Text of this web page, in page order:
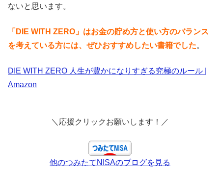
ないと思います。
「DIE WITH ZERO」はお金の貯め方と使い方のバランス
を考えている方には、ぜひおすすめしたい書籍でした。
DIE WITH ZERO 人生が豊かになりすぎる究極のルール |
Amazon
＼応援クリックお願いします！／
他のつみたてNISAのブログを見る